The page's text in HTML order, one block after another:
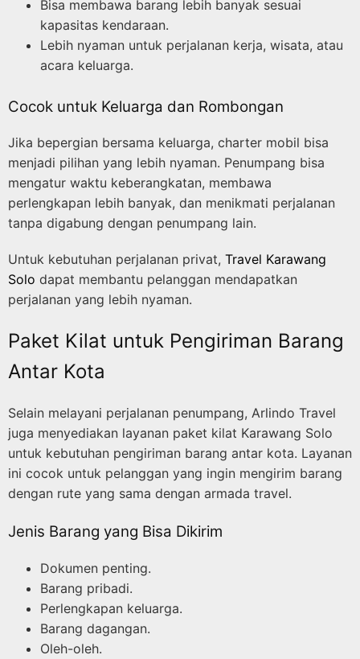
Bisa membawa barang lebih banyak sesuai
kapasitas kendaraan.
Lebih nyaman untuk perjalanan kerja, wisata, atau
acara keluarga.
Cocok untuk Keluarga dan Rombongan
Jika bepergian bersama keluarga, charter mobil bisa
menjadi pilihan yang lebih nyaman. Penumpang bisa
mengatur waktu keberangkatan, membawa
perlengkapan lebih banyak, dan menikmati perjalanan
tanpa digabung dengan penumpang lain.
Untuk kebutuhan perjalanan privat, Travel Karawang
Solo dapat membantu pelanggan mendapatkan
perjalanan yang lebih nyaman.
Paket Kilat untuk Pengiriman Barang
Antar Kota
Selain melayani perjalanan penumpang, Arlindo Travel
juga menyediakan layanan paket kilat Karawang Solo
untuk kebutuhan pengiriman barang antar kota. Layanan
ini cocok untuk pelanggan yang ingin mengirim barang
dengan rute yang sama dengan armada travel.
Jenis Barang yang Bisa Dikirim
Dokumen penting.
Barang pribadi.
Perlengkapan keluarga.
Barang dagangan.
Oleh-oleh.